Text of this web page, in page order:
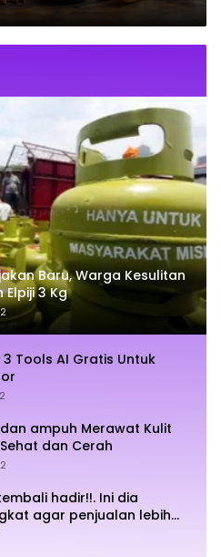
Baru, Warga Kesulitan
3 Kg
2
Tools AI Gratis Untuk
2
ampuh Merawat Kulit
dan Cerah
2
hadir!!. Ini dia
agar penjualan lebih